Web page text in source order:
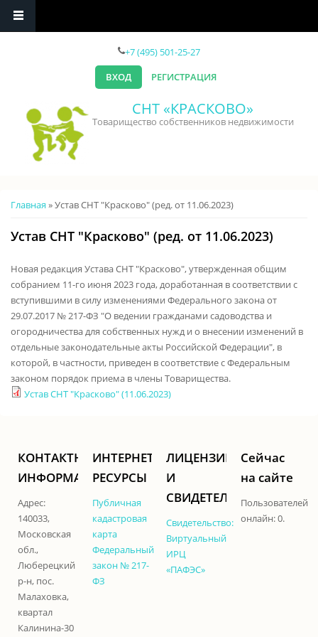
+7 (495) 501-25-27
ВХОД
РЕГИСТРАЦИЯ
СНТ «КРАСКОВО»
Товарищество собственников недвижимости
Вы здесь
Главная » Устав СНТ "Красково" (ред. от 11.06.2023)
Устав СНТ "Красково" (ред. от 11.06.2023)
Новая редакция Устава СНТ "Красково", утвержденная общим
собранием 11-го июня 2023 года, доработанная в соответствии с
вступившими в силу изменениями Федерального закона от
29.07.2017 № 217-ФЗ "О ведении гражданами садоводства и
огородничества для собственных нужд и о внесении изменений в
отдельные законодательные акты Российской Федерации", в
которой, в частности, приведен в соответствие с Федеральным
законом порядок приема в члены Товарищества.
Устав СНТ "Красково" (11.06.2023)
КОНТАКТНАЯ
ИНФОРМАЦИЯ
Адрес:
140033,
Московская
обл.,
Люберецкий
р-н, пос.
Малаховка,
квартал
Калинина-30
ИНТЕРНЕТ-
РЕСУРСЫ
Публичная
кадастровая
карта
Федеральный
закон № 217-
ФЗ
ЛИЦЕНЗИИ
И
СВИДЕТЕЛЬСТВА
Свидетельство:
Виртуальный
ИРЦ
«ПАФЭС»
Сейчас
на сайте
Пользователей
онлайн: 0.